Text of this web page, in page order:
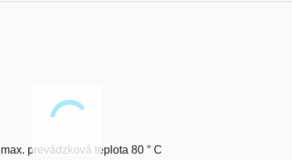
prevádzková teplota 80 ° C